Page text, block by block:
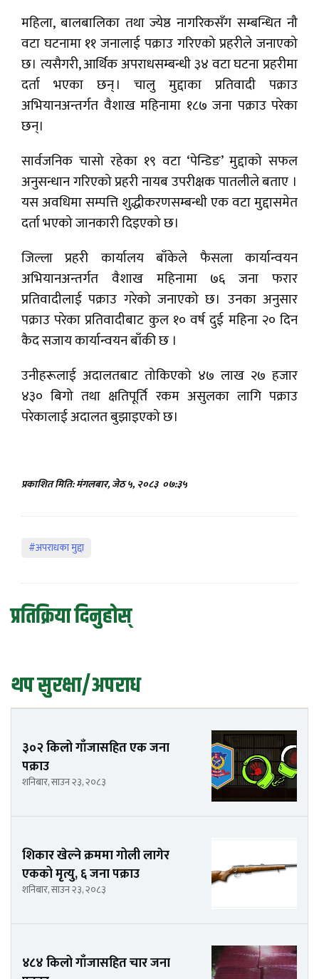
महिला, बालबालिका तथा ज्येष्ठ नागरिकसँग सम्बन्धित नौ
वटा घटनामा ११ जनालाई पक्राउ गरिएको प्रहरीले जनाएको
छ। त्यसैगरी, आर्थिक अपराधसम्बन्धी ३४ वटा घटना प्रहरीमा
दर्ता भएका छन् । चालु मुद्दाका प्रतिवादी पक्राउ
अभियानअन्तर्गत वैशाख महिनामा १८७ जना पक्राउ परेका
छन्।
सार्वजनिक चासो रहेका १९ वटा ‘पेन्डिङ’ मुद्दाको सफल
अनुसन्धान गरिएको प्रहरी नायब उपरीक्षक पातलीले बताए ।
यस अवधिमा सम्पत्ति शुद्धीकरणसम्बन्धी एक वटा मुद्दासमेत
दर्ता भएको जानकारी दिइएको छ।
जिल्ला प्रहरी कार्यालय बाँकेले फैसला कार्यान्वयन
अभियानअन्तर्गत वैशाख महिनामा ७६ जना फरार
प्रतिवादीलाई पक्राउ गरेको जनाएको छ। उनका अनुसार
पक्राउ परेका प्रतिवादीबाट कुल १० वर्ष दुई महिना २० दिन
कैद सजाय कार्यान्वयन बाँकी छ ।
उनीहरूलाई अदालतबाट तोकिएको ४७ लाख २७ हजार
४३० बिगो तथा क्षतिपूर्ति रकम असुलका लागि पक्राउ
परेकालाई अदालत बुझाइएको छ।
प्रकाशित मिति: मंगलबार, जेठ ५, २०८३ ०७:३५
#अपराधका मुद्दा
प्रतिक्रिया दिनुहोस्
थप सुरक्षा/अपराध
३०२ किलो गाँजासहित एक जना
पक्राउ
शनिबार, साउन २३, २०८३
शिकार खेल्ने क्रममा गोली लागेर
एकको मृत्यु, ६ जना पक्राउ
शनिबार, साउन २३, २०८३
४८४ किलो गाँजासहित चार जना